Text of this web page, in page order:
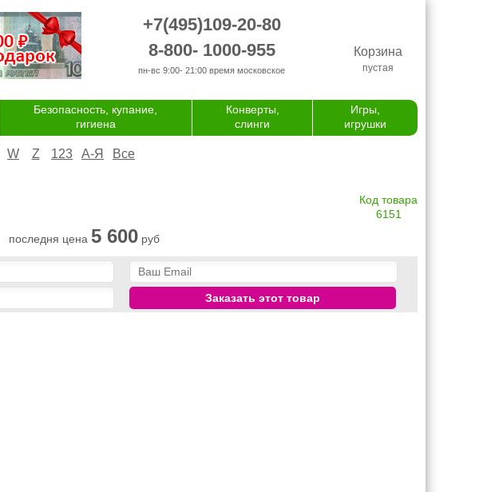
+7(495)109-20-80
8-800- 1000-955
пн-вс 9:00- 21:00 время московское
Корзина
пустая
Безопасность, купание,
гигиена
Конверты,
слинги
Игры,
игрушки
W Z 123 А-Я Все
Код товара
6151
последня цена 5 600 руб
Заказать этот товар